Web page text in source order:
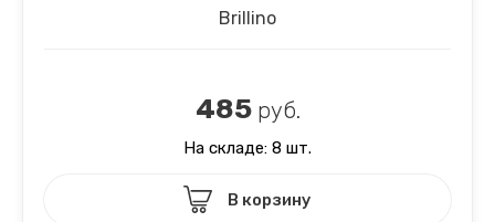
Brillino
485руб.
На складе: 8 шт.
В корзину